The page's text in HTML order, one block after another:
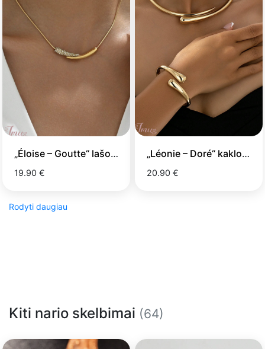
„Éloise – Goutte“ lašo formos vėrinys
19.90 €
„Léonie – Doré“ kaklo papuošalas
20.90 €
Rodyti daugiau
Kiti nario skelbimai (64)